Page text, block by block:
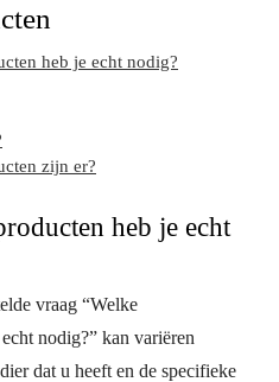
heb je echt nodig?
zijn er?
heb je echt
vraag “Welke
nodig?” kan variëren
dat u heeft en de specifieke